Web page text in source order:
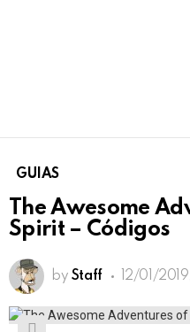
GUIAS
The Awesome
Spirit – Códigos
by Staff 12/01/